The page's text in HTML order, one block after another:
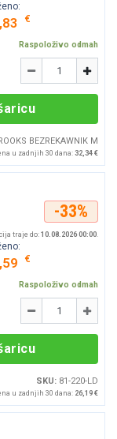
€
Raspoloživo odmah
- +
ROOKS BEZREKAWNIK M
u zadnjih 30 dana:32,34 €
-33%
traje do:10.08.2026 00:00.
€
Raspoloživo odmah
- +
SKU: 81-220-LD
u zadnjih 30 dana: 26,19 €